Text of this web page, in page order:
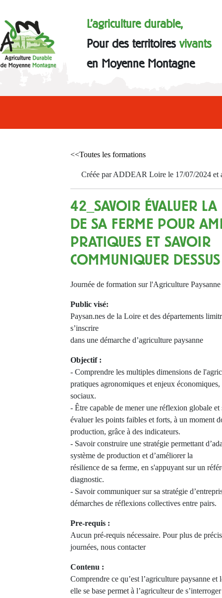
L'agriculture durable,
Pour des territoiresvivants
en Moyenne Montagne
<<Toutes les formations
Créée par ADDEAR Loire le 17/07/2024 et
42_SAVOIR ÉVALUER LA
DE SA FERME POUR
PRATIQUES ET SAVOIR
COMMUNIQUER DESSUS
Journée de formation sur l'Agriculture
Public visé:
Paysan.nes de la Loire et des départements
s’inscrire
dans une démarche d’agriculture paysanne
Objectif :
- Comprendre les multiples dimensions de
pratiques agronomiques et enjeux
sociaux.
- Être capable de mener une réflexion globale et
évaluer les points faibles et forts, à un moment
production, grâce à des indicateurs.
- Savoir construire une stratégie permettant
système de production et d’améliorer la
résilience de sa ferme, en s'appuyant sur un
diagnostic.
- Savoir communiquer sur sa stratégie
démarches de réflexions collectives entre pairs.
Pre-requis :
Aucun pré-requis nécessaire. Pour plus de
journées, nous contacter
Contenu :
Comprendre ce qu’est l’agriculture paysanne et
elle se base permet à l’agriculteur de